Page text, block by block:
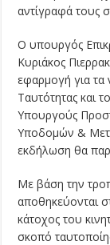
αντίγραφά τους
Ο υπουργός
Κυριάκος
εφαρμογή για τα
Ταυτότητας και
Υπουργούς
Υποδομών &
εκδήλωση θα
Με βάση την
αποθηκεύονται
κάτοχος του
σκοπό